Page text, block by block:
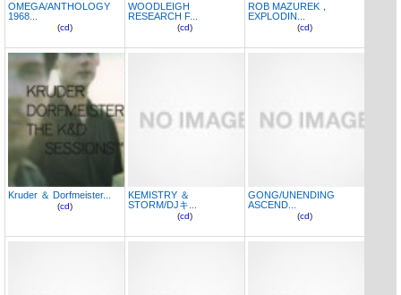
OMEGA/ANTHOLOGY
1968...
(cd)
WOODLEIGH
RESEARCH F...
(cd)
ROB MAZUREK，
EXPLODIN...
(cd)
Kruder ＆ Dorfmeister...
(cd)
KEMISTRY ＆
STORM/DJキ...
(cd)
GONG/UNENDING
ASCEND...
(cd)